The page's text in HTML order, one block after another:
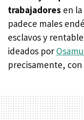
trabajadores en
padece males
esclavos y
ideados por
precisamente, con